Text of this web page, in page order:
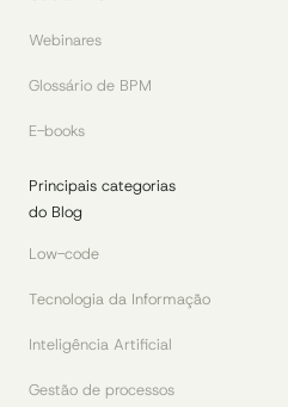
Webinares
Glossário de BPM
E-books
Principais categorias
do Blog
Low-code
Tecnologia da Informação
Inteligência Artificial
Gestão de processos